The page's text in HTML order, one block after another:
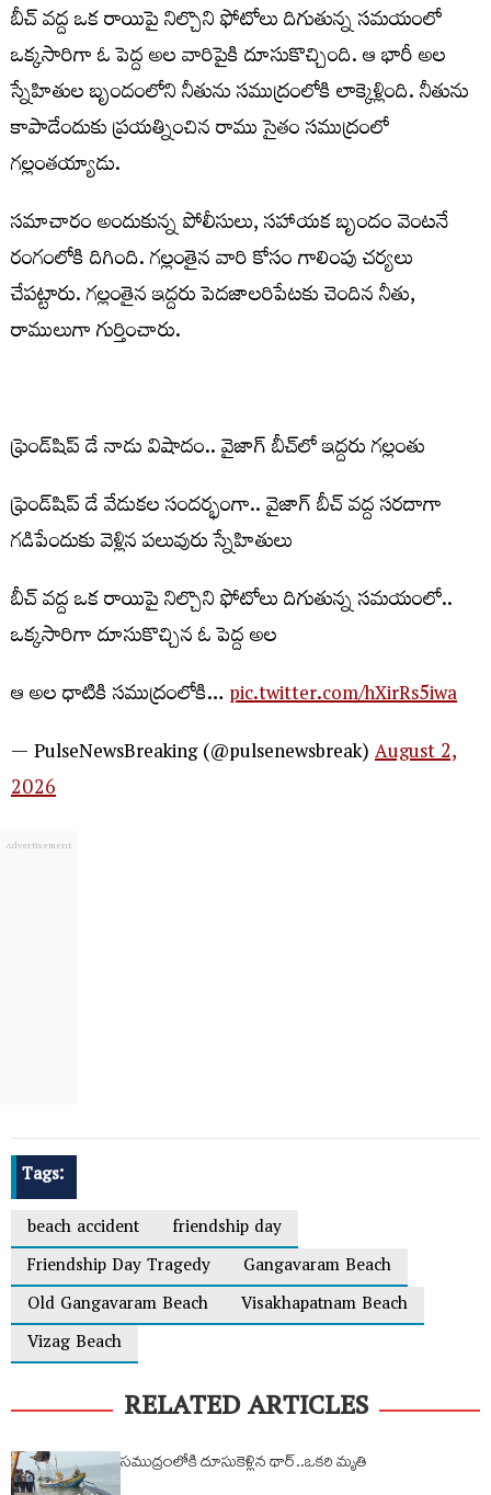
బీచ్ వద్ద ఒక రాయిపై నిల్చొని ఫోటోలు దిగుతున్న సమయంలో
ఒక్కసారిగా ఓ పెద్ద అల వారిపైకి దూసుకొచ్చింది. ఆ భారీ అల
స్నేహితుల బృందంలోని నీతును సముద్రంలోకి లాక్కెళ్లింది. నీతును
కాపాడేందుకు ప్రయత్నించిన రాము సైతం సముద్రంలో
గల్లంతయ్యాడు.
సమాచారం అందుకున్న పోలీసులు, సహాయక బృందం వెంటనే
రంగంలోకి దిగింది. గల్లంతైన వారి కోసం గాలింపు చర్యలు
చేపట్టారు. గల్లంతైన ఇద్దరు పెదజాలరిపేటకు చెందిన నీతు,
రాములుగా గుర్తించారు.
ఫ్రెండ్‌షిప్ డే నాడు విషాదం.. వైజాగ్ బీచ్‌లో ఇద్దరు గల్లంతు
ఫ్రెండ్‌షిప్ డే వేడుకల సందర్భంగా.. వైజాగ్ బీచ్ వద్ద సరదాగా
గడిపేందుకు వెళ్లిన పలువురు స్నేహితులు
బీచ్ వద్ద ఒక రాయిపై నిల్చొని ఫోటోలు దిగుతున్న సమయంలో..
ఒక్కసారిగా దూసుకొచ్చిన ఓ పెద్ద అల
ఆ అల ధాటికి సముద్రంలోకి…pic.twitter.com/hXirRs5iwa
— PulseNewsBreaking (@pulsenewsbreak)August 2,
2026
Tags:
beach accident
friendship day
Friendship Day Tragedy
Gangavaram Beach
Old Gangavaram Beach
Visakhapatnam Beach
Vizag Beach
RELATED ARTICLES
సముద్రంలోకి దూసుకెళ్లిన థార్..ఒకరి మృతి